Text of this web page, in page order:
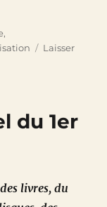
,
Laisser
du 1er
livres, du